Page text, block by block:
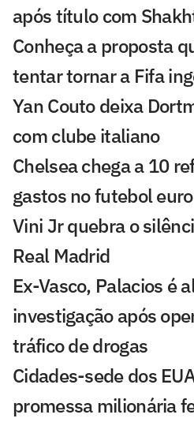
após título com
Conheça a proposta
tentar tornar a Fifa
Yan Couto deixa
com clube italiano
Chelsea chega a 10
gastos no futebol
Vini Jr quebra o
Real Madrid
Ex-Vasco, Palacios é
investigação após
tráfico de drogas
Cidades-sede dos
promessa milionária